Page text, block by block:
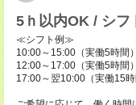
5ｈ以内OK / シフ
≪シフト例≫
10:00～15:00（実働5時間）
12:00～17:00（実働5時間）
17:00～翌10:00（実働15